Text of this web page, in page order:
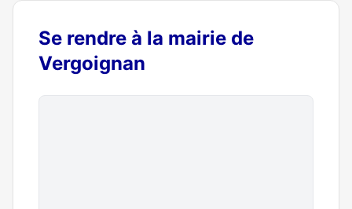
Se rendre à la mairie de
Vergoignan